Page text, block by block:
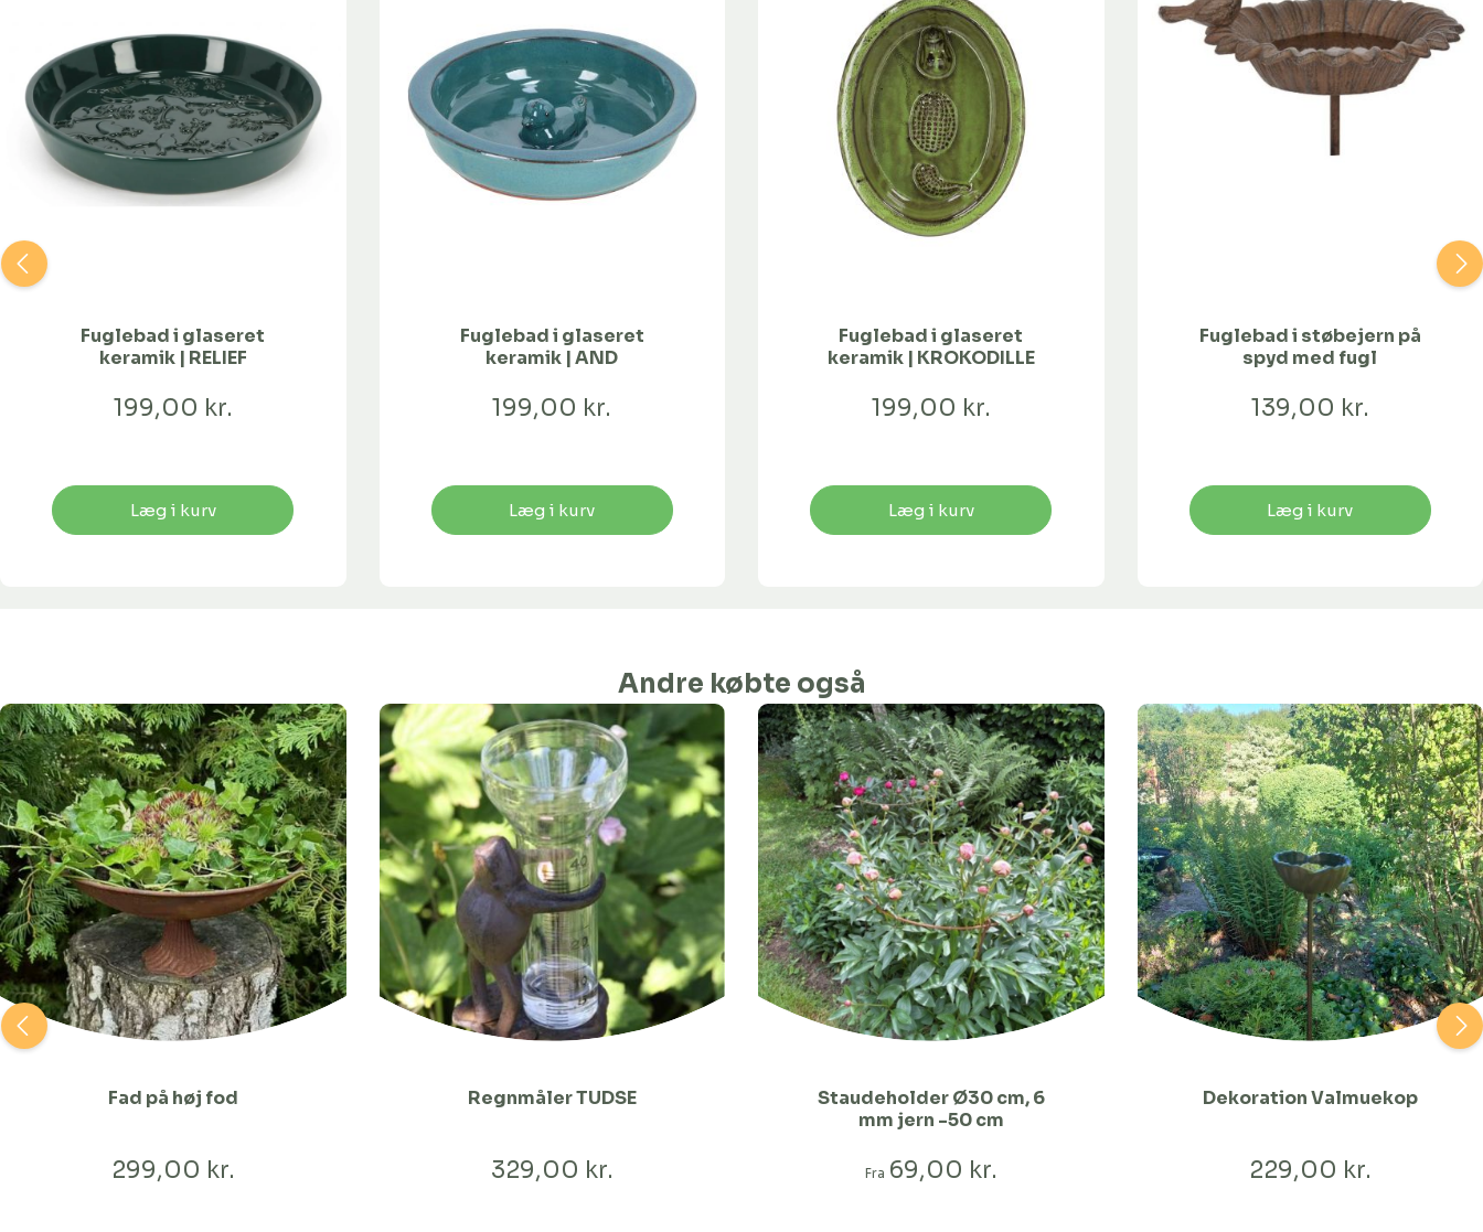
Fuglebad i glaseret
keramik | RELIEF
199,00 kr.
Læg i kurv
Fuglebad i glaseret
keramik | AND
199,00 kr.
Læg i kurv
Fuglebad i glaseret
keramik | KROKODILLE
199,00 kr.
Læg i kurv
Fuglebad i støbejern på
spyd med fugl
139,00 kr.
Læg i kurv
Andre købte også
Fad på høj fod
299,00 kr.
Regnmåler TUDSE
329,00 kr.
Staudeholder Ø30 cm, 6
mm jern -50 cm
Fra 69,00 kr.
Dekoration Valmuekop
229,00 kr.